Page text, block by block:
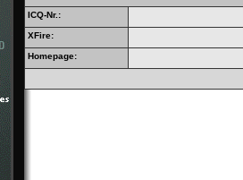
ICQ-Nr.:
XFire:
Homepage: